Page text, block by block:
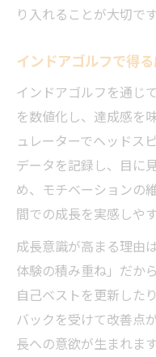
り入れることが大切です
インドアゴルフで得
インドアゴルフを通じ
を数値化し、達成感を
ュレーターでヘッドス
データを記録し、目に
め、モチベーションの
間での成長を実感しや
成長意識が高まる理由
体験の積み重ね」だか
自己ベストを更新した
バックを受けて改善点
長への意欲が生まれま